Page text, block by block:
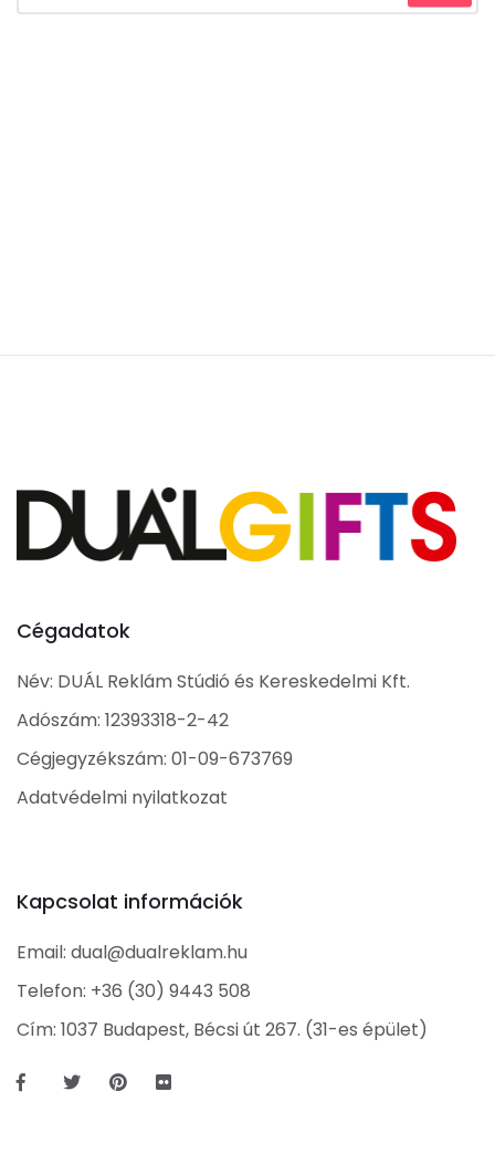
Cégadatok
Név: DUÁL Reklám Stúdió és Kereskedelmi Kft.
Adószám: 12393318-2-42
Cégjegyzékszám: 01-09-673769
Adatvédelmi nyilatkozat
Kapcsolat információk
Email: dual@dualreklam.hu
Telefon: +36 (30) 9443 508
Cím: 1037 Budapest, Bécsi út 267. (31-es épület)